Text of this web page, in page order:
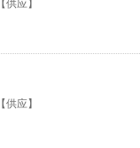
【供应】
【供应】